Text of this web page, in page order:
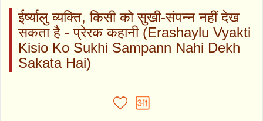
ईर्ष्यालु व्यक्ति, किसी को सुखी-संपन्न नहीं देख
सकता है - प्रेरक कहानी (Erashaylu Vyakti
Kisio Ko Sukhi Sampann Nahi Dekh
Sakata Hai)